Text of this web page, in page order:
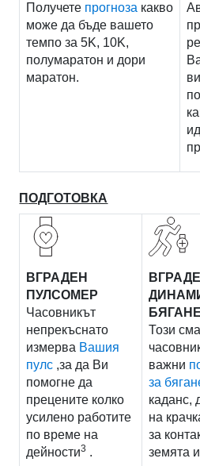
Получете прогноза какво
може да бъде вашето
темпо за 5K, 10K,
полумаратон и дори
маратон.
ПОДГОТОВКА
ВГРАДЕН
ПУЛСОМЕР
Часовникът
непрекъснато
измерва Вашия
пулс ,за да Ви
помогне да
прецените колко
усилено работите
по време на
дейности3 .
БЯГАНЕ
Този
важни
за
каданс,
на
за
земята